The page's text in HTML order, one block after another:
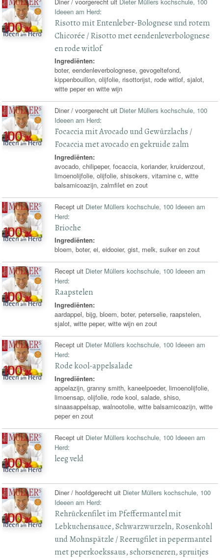
Ideeen am Herd:
Risotto mit Entenleber-Bolognese und rotem
Chicorée / Risotto met eendenleverbolognese
en rode witlof
Ingrediënten:
boter, eendenleverbolognese, gevogeltefond,
kippenbouillon, olijfolie, risottorijst, rode witlof, sjalot,
witte peper en witte wijn
Diner / voorgerecht uit Dieter Müllers kochschule, 100
Ideeen am Herd:
Focaccia mit Avocado und Gewürzlachs /
Focaccia met avocado en gekruide zalm
Ingrediënten:
avocado, chilipeper, focaccia, koriander, kruidenzout,
limoenolijfolie, olijfolie, shisokers, vitamine c, witte
balsamicoazijn, zalmfilet en zout
Recept uit Dieter Müllers kochschule, 100 Ideeen am
Herd:
Brioche
Ingrediënten:
bloem, boter, ei, eidooier, gist, melk, suiker en zout
Recept uit Dieter Müllers kochschule, 100 Ideeen am
Herd:
Raapstelen
Ingrediënten:
aardappel, bijg, bloem, boter, peterselie, raapstelen,
sjalot, witte peper, witte wijn en zout
Recept uit Dieter Müllers kochschule, 100 Ideeen am
Herd:
Rode kool-appelsalade
Ingrediënten:
appelazijn, granny smith, kaneelpoeder, limoenolijfolie,
limoensap, olijfolie, rode kool, salade, shiso,
sinaasappelsap, walnootolie, witte balsamicoazijn, witte
peper en zout
Recept uit Dieter Müllers kochschule, 100 Ideeen am
Herd:
leeg veld
Diner / hoofdgerecht uit Dieter Müllers kochschule, 100
Ideeen am Herd:
Rehrückenfilet im Pfeffermantel mit
Lebkuchensauce, Schwarzwurzeln, Rosenkohl
und Mohnspätzle / Reerugfilet in pepermantel
met peperkoekssaus, schorseneren, spruitjes